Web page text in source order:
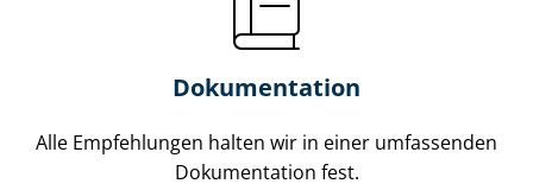
Dokumentation
Alle Empfehlungen halten wir in einer umfassenden
Dokumentation fest.